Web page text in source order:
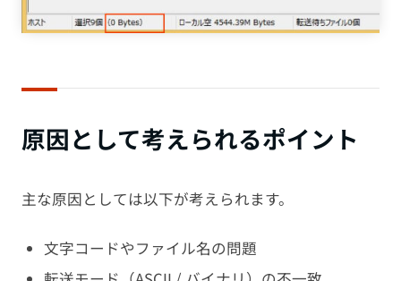
原因として考えられるポイント
主な原因としては以下が考えられます。
文字コードやファイル名の問題